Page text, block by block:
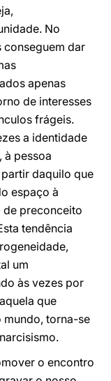
No
conseguem dar
apenas
de interesses
frágeis.
a identidade
à pessoa
daquilo que
espaço à
de preconceito
tendência
um
às vezes por
que
mundo, torna-se
o encontro